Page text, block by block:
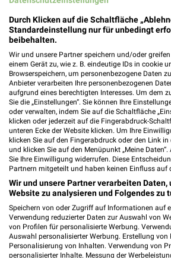
Jetzt alle "Obst & Gemüse" Themen
MEHR PROSPEKTE
weekli - Prospekte &
Alle Marktkauf Angebote immer
Durch Klicken auf die Schaltfläche
Standardeinstellung nur für unbedingt
beibehalten.
Wir und unsere Partner speichern und/oder
einem Gerät zu, wie z. B. eindeutige IDs in cookie
Browserspeichern, um personenbezogene Daten
Anbieter verarbeiten Ihre personenbezogenen
aufgrund eines berechtigten Interesses. Um dem
Sie die „Einstellungen“. Sie können Ihre
oder verwalten, indem Sie auf die Schaltfläche
klicken oder jederzeit auf die Fingerabdruck-
unteren Ecke der Website klicken. Um Ihre
klicken Sie auf den Fingerabdruck oder den Link in
und klicken Sie auf den Menüpunkt „Meine
Sie Ihre Einwilligung widerrufen. Diese
Partnern mitgeteilt und haben keinen Einfluss auf
Wir und unsere Partner verarbeiten Daten,
Website zu analysieren und Folgendes zu
Speichern von oder Zugriff auf Informationen auf
Verwendung reduzierter Daten zur Auswahl von
von Profilen für personalisierte Werbung.
Auswahl personalisierter Werbung. Erstellung von
Personalisierung von Inhalten. Verwendung von
personalisierter Inhalte. Messung der